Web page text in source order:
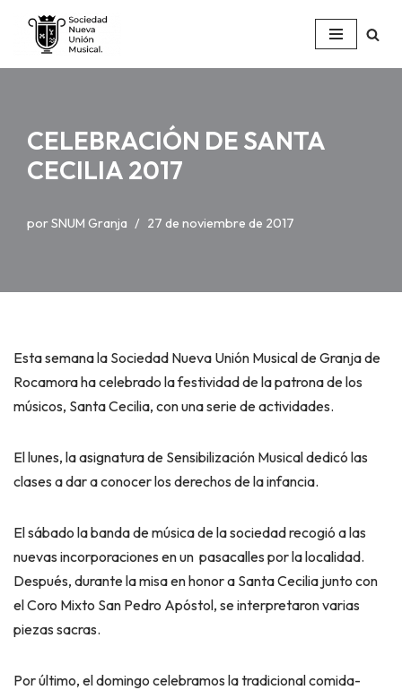
Saltar
al
CELEBRACIÓN DE SANTA
CECILIA 2017
porSNUM Granja 27 de noviembre de 2017
Esta semana la Sociedad Nueva Unión Musical de Granja de
Rocamora ha celebrado la festividad de la patrona de los
músicos, Santa Cecilia, con una serie de actividades.
El lunes, la asignatura de Sensibilización Musical dedicó las
clases a dar a conocer los derechos de la infancia.
El sábado la banda de música de la sociedad recogió a las
nuevas incorporaciones en un pasacalles por la localidad.
Después, durante la misa en honor a Santa Cecilia junto con
el Coro Mixto San Pedro Apóstol, se interpretaron varias
piezas sacras.
Por último, el domingo celebramos la tradicional comida-